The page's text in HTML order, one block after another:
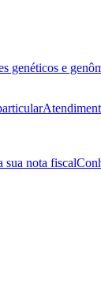
genéticos e
sua nota fiscal